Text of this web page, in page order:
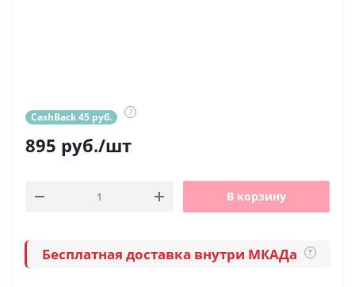
CashBack 45 руб. ?
895 руб./шт
В корзину
Бесплатная доставка внутри МКАДа ?